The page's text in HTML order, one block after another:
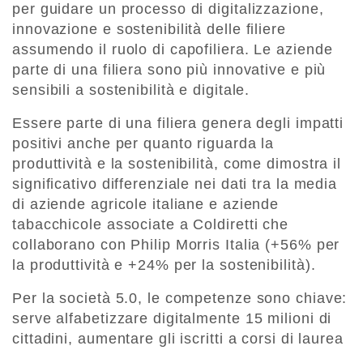
per guidare un processo di digitalizzazione,
innovazione e sostenibilità delle filiere
assumendo il ruolo di capofiliera. Le aziende
parte di una filiera sono più innovative e più
sensibili a sostenibilità e digitale.
Essere parte di una filiera genera degli impatti
positivi anche per quanto riguarda la
produttività e la sostenibilità, come dimostra il
significativo differenziale nei dati tra la media
di aziende agricole italiane e aziende
tabacchicole associate a Coldiretti che
collaborano con Philip Morris Italia (+56% per
la produttività e +24% per la sostenibilità).
Per la società 5.0, le competenze sono chiave:
serve alfabetizzare digitalmente 15 milioni di
cittadini, aumentare gli iscritti a corsi di laurea